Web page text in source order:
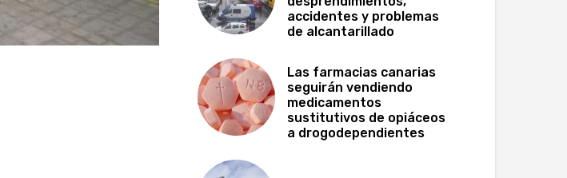
accidentes y problemas
de alcantarillado
Las farmacias canarias
seguirán vendiendo
medicamentos
sustitutivos de opiáceos
a drogodependientes